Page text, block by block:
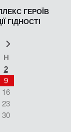
ГЕРОЇВ
ГІДНОСТІ
Попер
Н
2
9
16
23
30